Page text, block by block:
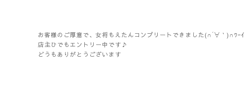
お客様のご厚意で、女将もえたんコンプリートできました(∩´∀｀)∩ﾜ
店主ひでもエントリー中です♪
どうもありがとうございます